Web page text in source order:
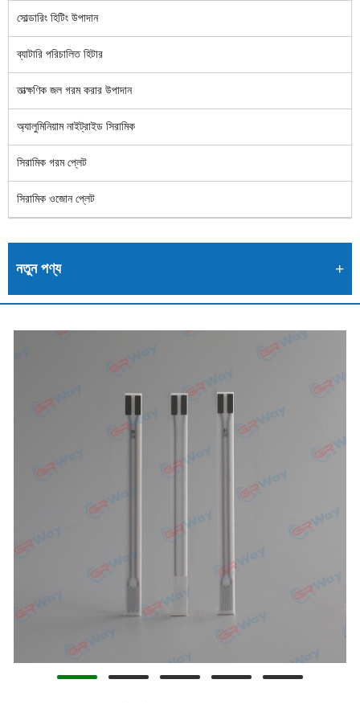
সোল্ডারিং হিটিং উপাদান
ব্যাটারি পরিচালিত হিটার
তাত্ক্ষণিক জল গরম করার উপাদান
অ্যালুমিনিয়াম নাইট্রাইড সিরামিক
সিরামিক গরম প্লেট
সিরামিক ওজোন প্লেট
নতুন পণ্য